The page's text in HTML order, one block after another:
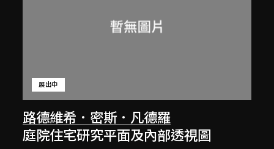
路德維希．密斯．凡德羅
展出中
庭院住宅研究平面及內部透視圖